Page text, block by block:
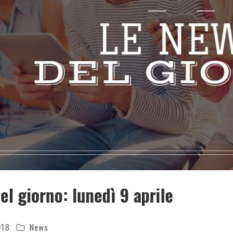
giorno: lunedì 9 aprile
News